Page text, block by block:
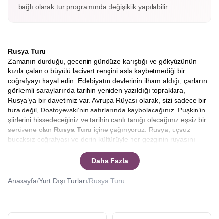
bağlı olarak tur programında değişiklik yapılabilir.
Rusya Turu
Zamanın durduğu, gecenin gündüze karıştığı ve gökyüzünün
kızıla çalan o büyülü lacivert rengini asla kaybetmediği bir
coğrafyayı hayal edin. Edebiyatın devlerinin ilham aldığı, çarların
görkemli saraylarında tarihin yeniden yazıldığı topraklara,
Rusya’ya bir davetimiz var. Avrupa Rüyası olarak, sizi sadece bir
tura değil, Dostoyevski’nin satırlarında kaybolacağınız, Puşkin’in
şiirlerini hissedeceğiniz ve tarihin canlı tanığı olacağınız eşsiz bir
serüvene olan Rusya Turu içine çağırıyoruz. Rusya, uçsuz
bucaksız coğrafyası ve derin kültürüyle her gezginin rüyasını
şüphesiz Beyaz Geceler dönemidir.Beyaz Rusya turu 2026
Kuzey yarımkürenin buzul esintileriyle ısınan bu özel döneminde,
Daha Fazla
Anasayfa/Yurt Dışı Turları/Rusya Turu